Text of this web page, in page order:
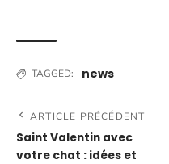
TAGGED: news
ARTICLE PRÉCÉDENT
Saint Valentin avec
votre chat : idées et